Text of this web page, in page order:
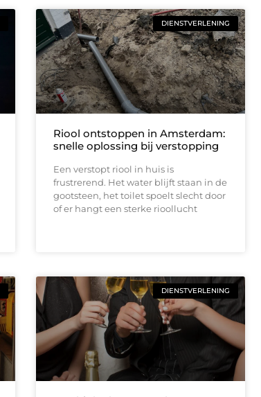
DIENSTVERLENING
Riool ontstoppen in Amsterdam:
snelle oplossing bij verstopping
Een verstopt riool in huis is
frustrerend. Het water blijft staan in de
gootsteen, het toilet spoelt slecht door
of er hangt een sterke rioollucht
DIENSTVERLENING